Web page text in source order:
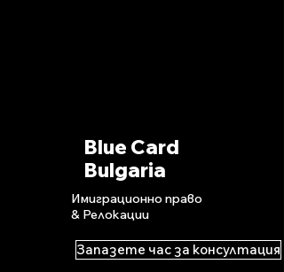
Blue Card
Bulgaria
Имиграционно право
& Релокации
Запазете час за консултация